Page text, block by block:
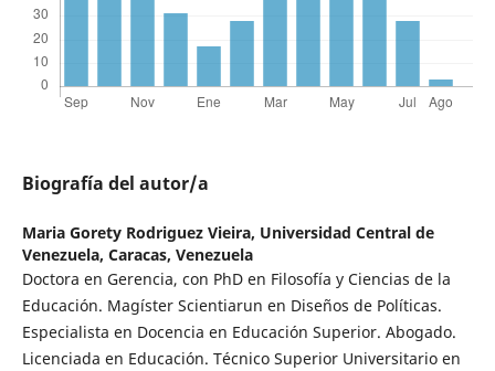
Biografía del autor/a
Maria Gorety Rodriguez Vieira, Universidad Central de
Venezuela, Caracas, Venezuela
Doctora en Gerencia, con PhD en Filosofía y Ciencias de la
Educación. Magíster Scientiarun en Diseños de Políticas.
Especialista en Docencia en Educación Superior. Abogado.
Licenciada en Educación. Técnico Superior Universitario en